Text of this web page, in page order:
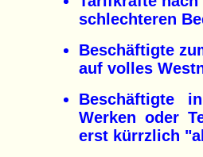
schlechteren
Beschäftigte
auf volles
Beschäftigte
Werken oder
erst kürrzlich